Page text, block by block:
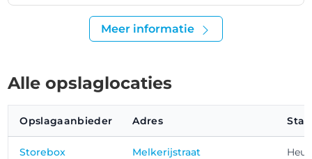
Meer informatie
Alle opslaglocaties
Opslagaanbieder Adres Stad
Storebox Melkerijstraat